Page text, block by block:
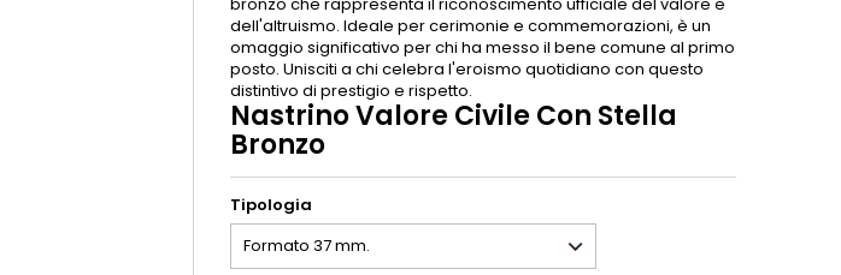
dell'altruismo. Ideale per cerimonie e commemorazioni, è un
omaggio significativo per chi ha messo il bene comune al primo
posto. Unisciti a chi celebra l'eroismo quotidiano con questo
distintivo di prestigio e rispetto.
Nastrino Valore Civile Con Stella
Bronzo
Tipologia